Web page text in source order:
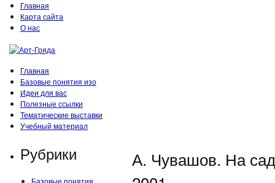
Главная
Карта сайта
О нас
Главная
Базовые понятия изо
Идеи для вас
Полезные ссылки
Тематические выставки
Учебный материал
Рубрики
Базовые понятия
А. Чувашов. На